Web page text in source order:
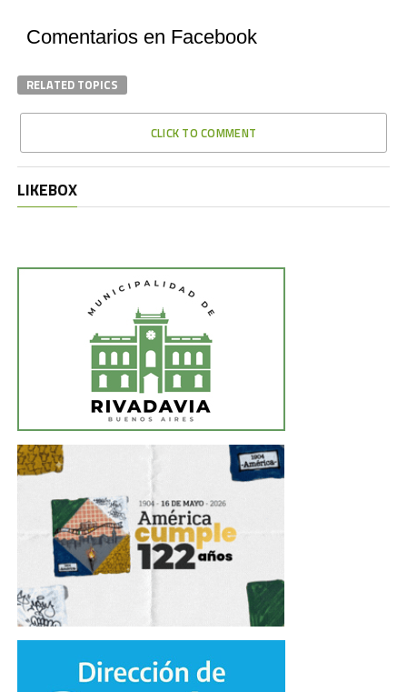
Comentarios en Facebook
RELATED TOPICS
CLICK TO COMMENT
LIKEBOX